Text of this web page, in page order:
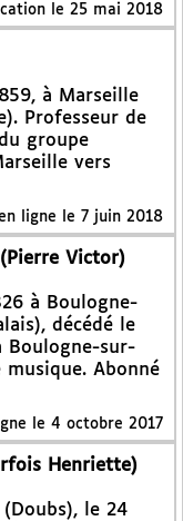
le 25 mai 2018
à Marseille
Professeur de
groupe
vers
ligne le 7 juin 2018
Victor)
à Boulogne-
décédé le
Boulogne-sur-
musique. Abonné
le 4 octobre 2017
Henriette)
le 24